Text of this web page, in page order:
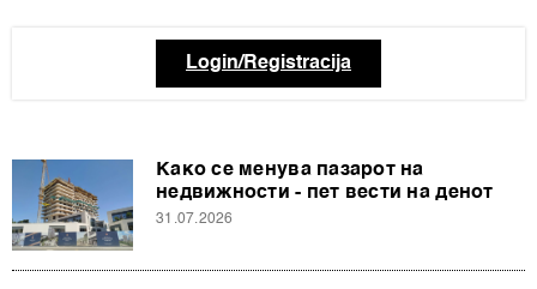
Login/Registracija
Како се менува пазарот на
недвижности - пет вести на денот
31.07.2026